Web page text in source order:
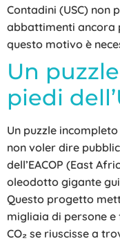
Contadini (USC) non
abbattimenti ancora
questo motivo è
Un
piedi
Un puzzle incompleto
non voler dire
dell’EACOP (East
oleodotto gigante
Questo progetto
migliaia di persone
CO₂ se riuscisse a